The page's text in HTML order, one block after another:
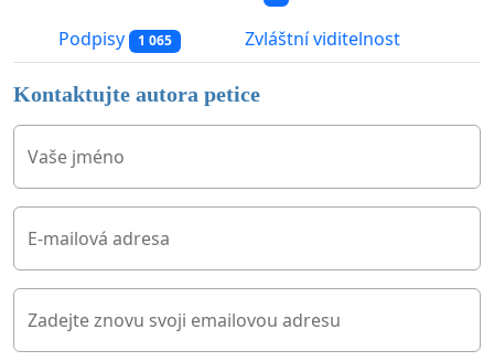
Podpisy 1 065 Zvláštní viditelnost
Kontaktujte autora petice
Vaše jméno
E-mailová adresa
Zadejte znovu svoji emailovou adresu